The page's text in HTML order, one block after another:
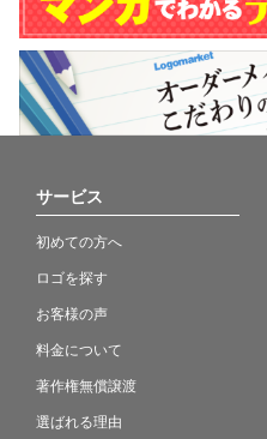
サービス
初めての方へ
ロゴを探す
お客様の声
料金について
著作権無償譲渡
選ばれる理由